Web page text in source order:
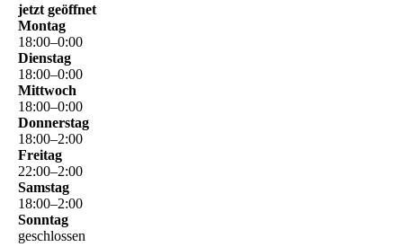
jetzt geöffnet
Montag
18:00–0:00
Dienstag
18:00–0:00
Mittwoch
18:00–0:00
Donnerstag
18:00–2:00
Freitag
22:00–2:00
Samstag
18:00–2:00
Sonntag
geschlossen